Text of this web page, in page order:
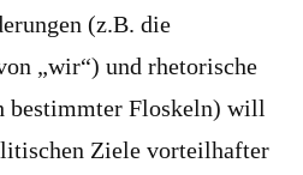
(z.B. die
„wir“) und rhetorische
bestimmter Floskeln) will
Ziele vorteilhafter